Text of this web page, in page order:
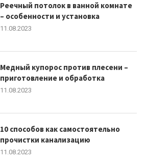
Реечный потолок в ванной комнате
– особенности и установка
11.08.2023
Медный купорос против плесени –
приготовление и обработка
11.08.2023
10 способов как самостоятельно
прочистки канализацию
11.08.2023